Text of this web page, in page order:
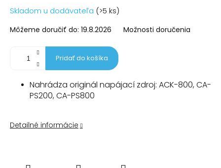
Jednotková
cena:
Skladom u dodávateľa (>5 ks)
Môžeme doručiť do: 19.8.2026 Možnosti doručenia
Pridať do košíka
Nahrádza originál napájací zdroj: ACK-800, CA-
PS200, CA-PS800
Detailné informácie